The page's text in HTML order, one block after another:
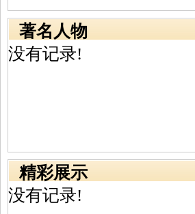
著名人物
没有记录!
精彩展示
没有记录!